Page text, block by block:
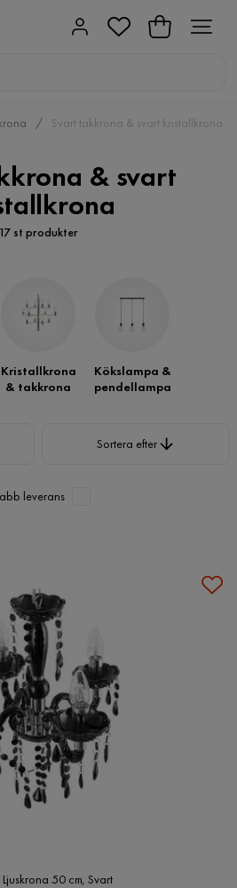
Svart takkrona & svart kristallkrona
& svart
17 st produkter
Kristallkrona
& takkrona
Kökslampa &
pendellampa
Sortera efter
leverans
50 cm, Svart